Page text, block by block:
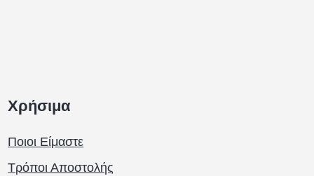
Χρήσιμα
Ποιοι Είμαστε
Τρόποι Αποστολής